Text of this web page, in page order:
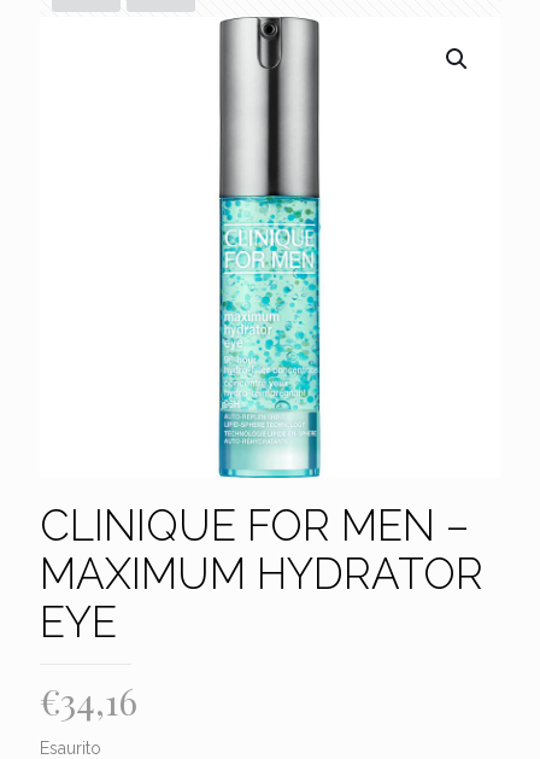
CLINIQUE FOR MEN –
MAXIMUM HYDRATOR
EYE
€34,16
Esaurito